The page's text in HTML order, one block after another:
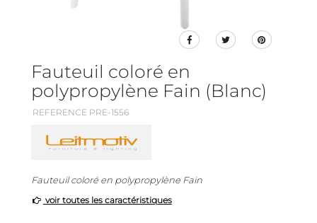
Fauteuil coloré en
polypropylène Fain (Blanc)
REFERENCE PRE-1556
Fauteuil coloré en polypropylène Fain
voir toutes les caractéristiques